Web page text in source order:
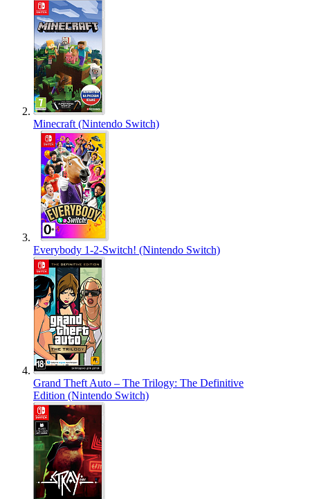
Minecraft (Nintendo Switch)
Everybody 1-2-Switch! (Nintendo Switch)
Grand Theft Auto – The Trilogy: The Definitive
Edition (Nintendo Switch)